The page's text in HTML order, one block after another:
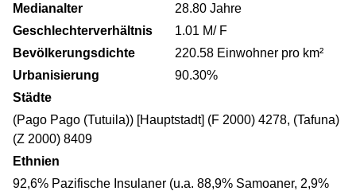
Medianalter
28.80 Jahre
Geschlechterverhältnis
1.01 M/ F
Bevölkerungsdichte
220.58 Einwohner pro km²
Urbanisierung
90.30%
Städte
(Pago Pago (Tutuila)) [Hauptstadt] (F 2000) 4278, (Tafuna)
(Z 2000) 8409
Ethnien
92,6% Pazifische Insulaner (u.a. 88,9% Samoaner, 2,9%